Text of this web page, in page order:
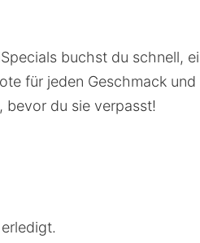
buchst du schnell,
für jeden Geschmack
bevor du sie verpasst!